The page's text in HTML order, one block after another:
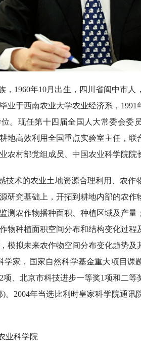
，1960年10月出生，四川省阆中市人
业于西南农业大学农业经济系，
。现任第十四届全国人大常委会委
地高效利用全国重点实验室主任，
农村部党组成员、中国农业科学院院
技术的农业土地资源合理利用、农作
研究基础上，开拓到耕地内部的农作
测农作物播种面积、种植区域及产量
物种植面积空间分布和结构变化过程
模拟未来农作物空间分布变化趋势及
学家，国家自然科学基金重大项目课
项、北京市科技进步一等奖1项和二等
)。2004年当选比利时皇家科学院通讯
业科学院